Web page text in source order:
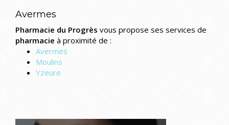
Avermes
Pharmacie du Progrès vous propose ses services de
pharmacie à proximité de :
Avermes
Moulins
Yzeure